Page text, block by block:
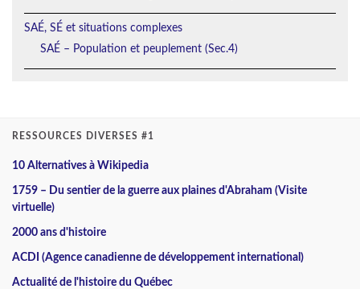
SAÉ, SÉ et situations complexes
SAÉ – Population et peuplement (Sec.4)
RESSOURCES DIVERSES #1
10 Alternatives à Wikipedia
1759 – Du sentier de la guerre aux plaines d'Abraham (Visite
virtuelle)
2000 ans d'histoire
ACDI (Agence canadienne de développement international)
Actualité de l'histoire du Québec